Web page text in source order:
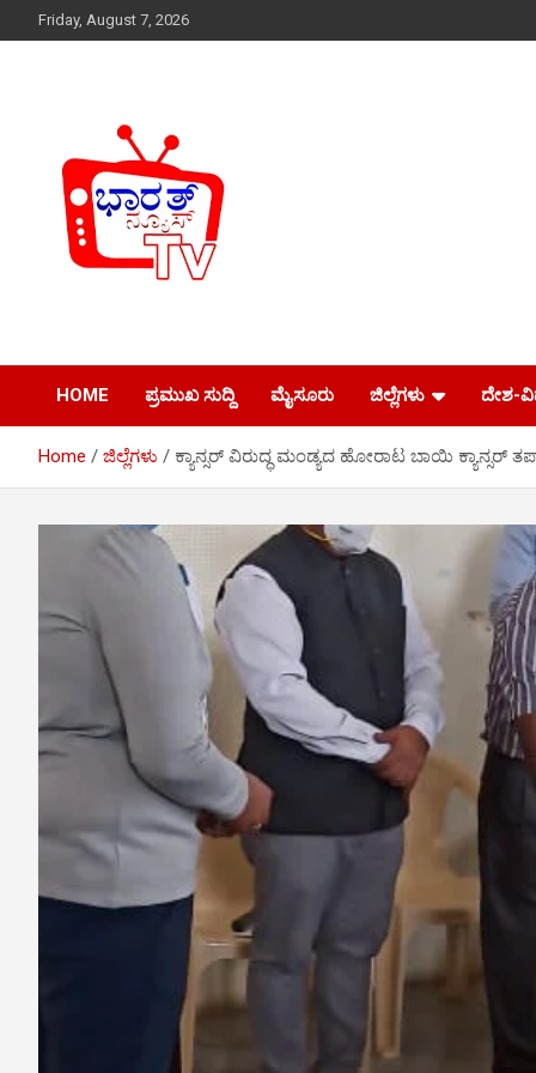
to
Friday, August 7, 2026
HOME ಪ್ರಮುಖ ಸುದ್ದಿ ಮೈಸೂರು ಜಿಲ್ಲೆಗಳು ದೇಶ-
Home ಜಿಲ್ಲೆಗಳು ಕ್ಯಾನ್ಸರ್ ವಿರುದ್ಧ ಮಂಡ್ಯದ ಹೋರಾಟ ಬಾಯಿ ಕ್ಯಾನ್ಸರ್